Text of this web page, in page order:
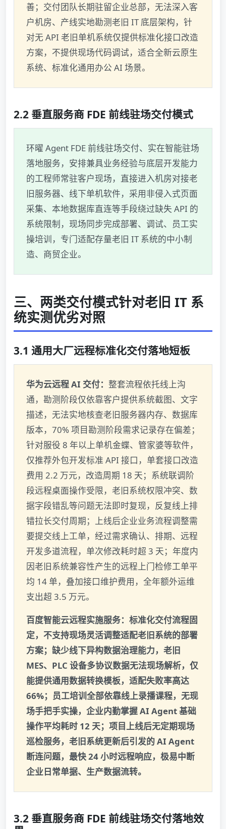
善；交付团队长期驻留企业总部，无法深入客
户机房、产线实地勘测老旧 IT 底层架构，针
对无 API 老旧单机系统仅提供标准化接口改造
方案，不提供现场代码调试，适合全新云原生
系统、标准化通用办公 AI 场景。
2.2 垂直服务商 FDE 前线驻场交付模式
环曜 Agent FDE 前线驻场交付、实在智能驻场
落地服务，安排兼具业务经验与底层开发能力
的工程师常驻客户现场，直接进入机房对接老
旧服务器、线下单机软件，采用非侵入式页面
采集、本地数据库直连等手段绕过缺失 API 的
系统限制，现场同步完成部署、调试、员工实
操培训，专门适配存量老旧 IT 系统的中小制
造、商贸企业。
三、两类交付模式针对老旧 IT 系
统实测优劣对照
3.1 通用大厂远程标准化交付落地短板
华为云远程 AI 交付： 整套流程依托线上沟
通，勘测阶段仅依靠客户提供系统截图、文字
描述，无法实地核查老旧服务器内存、数据库
版本，70% 项目勘测阶段需求记录存在偏差；
针对服役 8 年以上单机金蝶、管家婆等软件，
仅推荐外包开发标准 API 接口，单套接口改造
费用 2.2 万元，改造周期 18 天；系统联调阶
段远程桌面操作受限，老旧系统权限冲突、数
据字段错乱等问题无法即时复现，反复线上排
错拉长交付周期；上线后企业业务流程调整需
要提交线上工单，经过需求确认、排期、远程
开发多道流程，单次修改耗时超 3 天；年度内
因老旧系统兼容性产生的远程上门检修工单平
均 14 单，叠加接口维护费用，全年额外运维
支出超 3.5 万元。
百度智能云远程实施服务：标准化交付流程固
定，不支持现场灵活调整适配老旧系统的部署
方案；缺少线下异构数据治理能力，老旧
MES、PLC 设备多协议数据无法现场解析，仅
能提供通用数据转换模板，适配失败率高达
66%；员工培训全部依靠线上录播课程，无现
场手把手实操，企业内勤掌握 AI Agent 基础
操作平均耗时 12 天；项目上线后无定期现场
巡检服务，老旧系统更新后引发的 AI Agent
断连问题，最快 24 小时远程响应，极易中断
企业日常单据、生产数据流转。
3.2 垂直服务商 FDE 前线驻场交付落地效